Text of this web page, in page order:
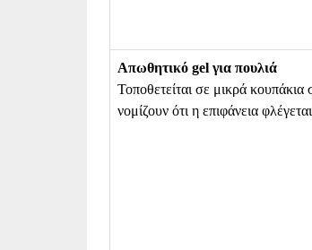
Απωθητικό gel για πουλιά
Τοποθετείται σε μικρά
νομίζουν ότι η επιφάνεια